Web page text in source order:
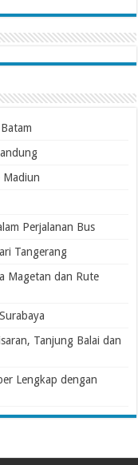
Madiun
Perjalanan Bus
Tangerang
Magetan dan Rute
Tanjung Balai dan
Lengkap dengan